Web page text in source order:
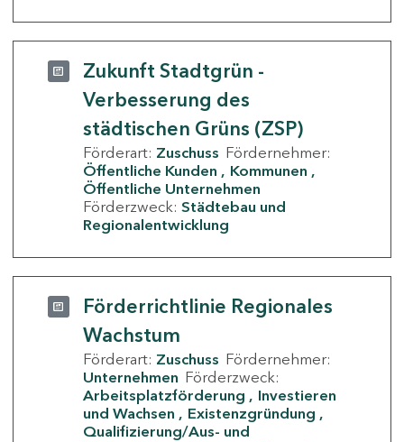
Zukunft Stadtgrün -
Verbesserung des
städtischen Grüns (ZSP)
Förderart: Zuschuss Fördernehmer:
Öffentliche Kunden
Kommunen
Öffentliche Unternehmen
Förderzweck: Städtebau und
Regionalentwicklung
Förderrichtlinie Regionales
Wachstum
Förderart: Zuschuss Fördernehmer:
Unternehmen Förderzweck:
Arbeitsplatzförderung
Investieren
und Wachsen
Existenzgründung
Qualifizierung/Aus- und